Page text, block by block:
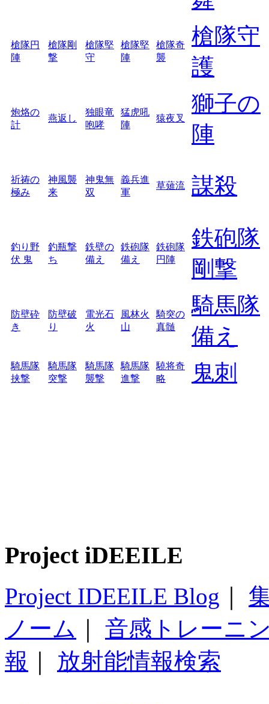
槍隊円
陣
槍隊剛
撃
槍隊堅
守
槍隊堅
陣
槍隊奇
襲
槍隊守
護
炮烙の
計
燕返し
独眼竜
咆哮
猛虎吼
陣
猿夜叉
獅子の
陣
祈祷の
極み
神風襲
来
神鬼無
双
義兵進
軍
草薙流 謀殺
釣り野
伏 鬼
釣瓶撃
ち
鉄壁の
備え
鉄砲隊
備え
鉄砲隊
円陣
鉄砲隊
剛撃
防壁砕
き
防壁破
り
電光石
火
風林火
山
騎突の
真髄
騎馬隊
備え
騎馬隊
挟撃
騎馬隊
突撃
騎馬隊
襲撃
騎馬隊
進撃
驍将奇
略
鬼刺
Project iDEEILE
Project IDEEILE Blog
ノーム
音感トレーニ
報
放射能情報検索